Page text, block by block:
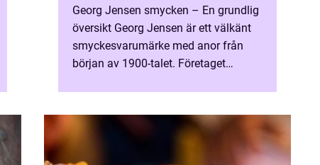
Georg Jensen smycken – En grundlig
översikt Georg Jensen är ett välkänt
smyckesvarumärke med anor från
början av 1900-talet. Företaget
...